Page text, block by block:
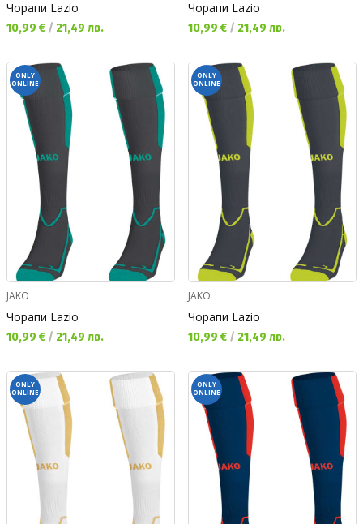
Чорапи Lazio
Текуща цена:
10,99 € / 21,49 лв.
Чорапи Lazio
Текуща цена:
10,99 € / 21,49 лв.
ONLY
ONLINE
JAKO
Чорапи Lazio
Текуща цена:
10,99 € / 21,49 лв.
ONLY
ONLINE
JAKO
Чорапи Lazio
Текуща цена:
10,99 € / 21,49 лв.
ONLY
ONLINE
ONLY
ONLINE